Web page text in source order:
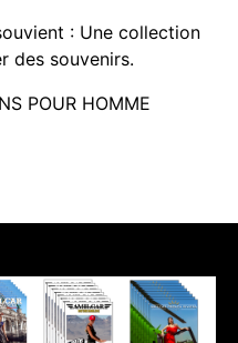
: Une collection
des souvenirs.
POUR HOMME